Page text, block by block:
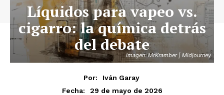
Imagen: MrKramber | Midjourney
Líquidos para vapeo vs.
cigarro: la química detrás
del debate
Por:
Iván Garay
Fecha:
29 de mayo de 2026